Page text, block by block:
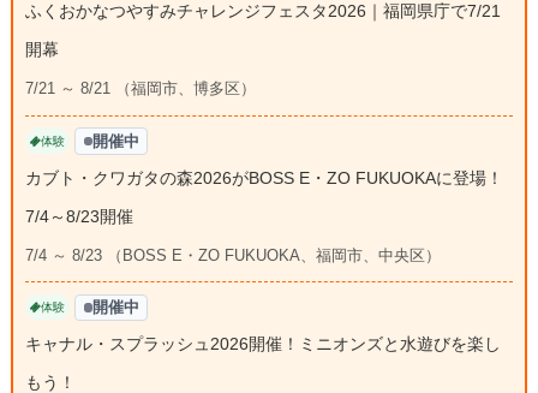
ふくおかなつやすみチャレンジフェスタ2026｜福岡県庁で7/21
開幕
7/21 ～ 8/21 （福岡市、博多区）
体験 開催中
カブト・クワガタの森2026がBOSS E・ZO FUKUOKAに登場！
7/4～8/23開催
7/4 ～ 8/23 （BOSS E・ZO FUKUOKA、福岡市、中央区）
体験 開催中
キャナル・スプラッシュ2026開催！ミニオンズと水遊びを楽し
もう！